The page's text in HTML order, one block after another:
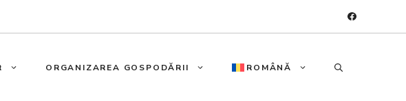
ORGANIZAREA GOSPODĂRII ROMÂNĂ